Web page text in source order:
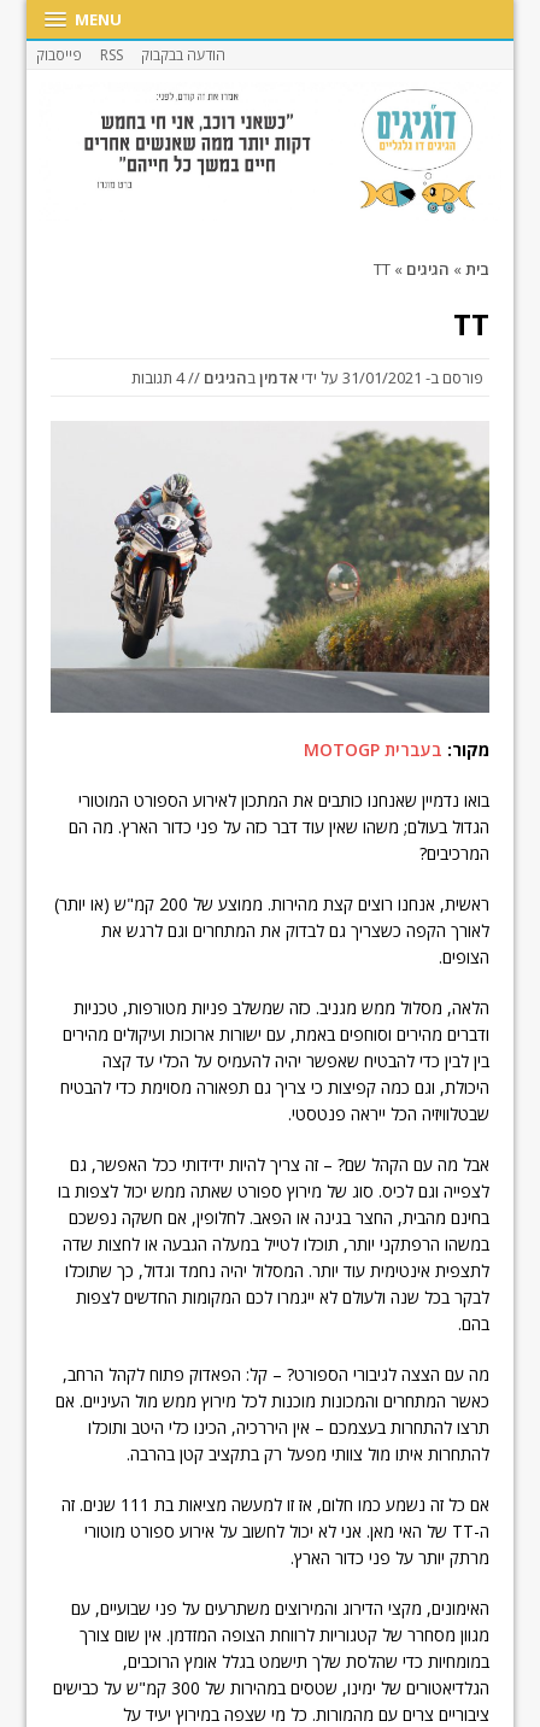
MENU
הודעה בבקבוק RSS פייסבוק
בית» הגיגים »
TT
TT
פורסם ב- 31/01/2021 על ידיאדמיןבהגיגים // 4 תגובות
מקור: בעברית MOTOGP
בואו נדמיין שאנחנו כותבים את המתכון לאירוע הספורט המוטורי
הגדול בעולם; משהו שאין עוד דבר כזה על פני כדור הארץ. מה הם
המרכיבים?
ראשית, אנחנו רוצים קצת מהירות. ממוצע של 200 קמ"ש (או יותר)
לאורך הקפה כשצריך גם לבדוק את המתחרים וגם לרגש את
הצופים.
הלאה, מסלול ממש מגניב. כזה שמשלב פניות מטורפות, טכניות
ודברים מהירים וסוחפים באמת, עם ישורות ארוכות ועיקולים מהירים
בין לבין כדי להבטיח שאפשר יהיה להעמיס על הכלי עד קצה
היכולת, וגם כמה קפיצות כי צריך גם תפאורה מסוימת כדי להבטיח
שבטלוויזיה הכל ייראה פנטסטי.
אבל מה עם הקהל שם? – זה צריך להיות ידידותי ככל האפשר, גם
לצפייה וגם לכיס. סוג של מירוץ ספורט שאתה ממש יכול לצפות בו
בחינם מהבית, החצר בגינה או הפאב. לחלופין, אם חשקה נפשכם
במשהו הרפתקני יותר, תוכלו לטייל במעלה הגבעה או לחצות שדה
לתצפית אינטימית עוד יותר. המסלול יהיה נחמד וגדול, כך שתוכלו
לבקר בכל שנה ולעולם לא ייגמרו לכם המקומות החדשים לצפות
בהם.
מה עם הצצה לגיבורי הספורט? – קל: הפאדוק פתוח לקהל הרחב,
כאשר המתחרים והמכונות מוכנות לכל מירוץ ממש מול העיניים. אם
תרצו להתחרות בעצמכם – אין היררכיה, הכינו כלי היטב ותוכלו
להתחרות איתו מול צוותי מפעל רק בתקציב קטן בהרבה.
אם כל זה נשמע כמו חלום, אז זו למעשה מציאות בת 111 שנים. זה
ה-TT של האי מאן. אני לא יכול לחשוב על אירוע ספורט מוטורי
מרתק יותר על פני כדור הארץ.
האימונים, מקצי הדירוג והמירוצים משתרעים על פני שבועיים, עם
מגוון מסחרר של קטגוריות לרווחת הצופה המזדמן. אין שום צורך
במומחיות כדי שהלסת שלך תישמט בגלל אומץ הרוכבים,
הגלדיאטורים של ימינו, שטסים במהירות של 300 קמ"ש על כבישים
ציבוריים צרים עם מהמורות. כל מי שצפה במירוץ יעיד על